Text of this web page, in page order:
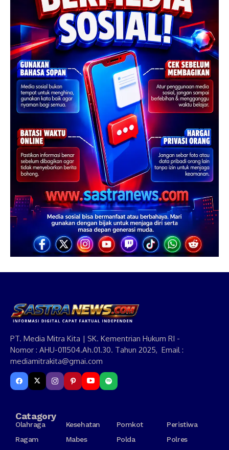
PT. Media Mitra Kita | SK. Kementrian Hukum RI -
Nomor : AHU-011504.Ah.01.30. Tahun 2025, Email :
mediamitrakita@gmai.com
Catagory
Olahraga Kesehatan Pomkot
Peristiwa
Ragam
Mabes Polda
Polres